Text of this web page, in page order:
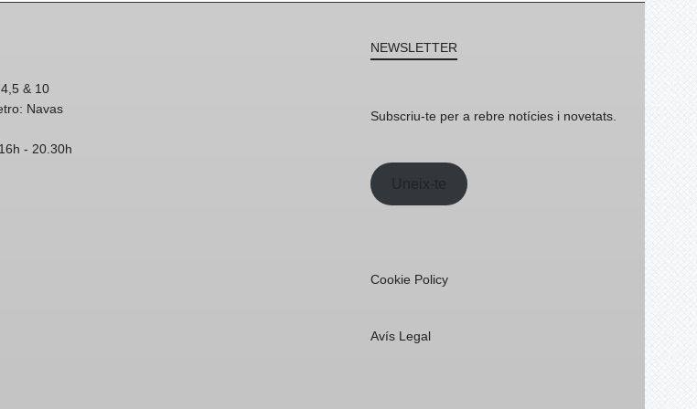
& 10
Navas
- 20.30h
NEWSLETTER
Subscriu-te per a rebre notícies i novetats.
Uneix-te
Cookie Policy
Avís Legal